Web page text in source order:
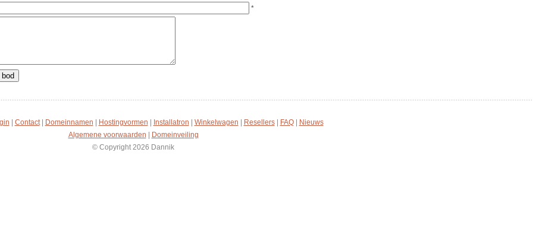
*
Contact| Domeinnamen Hostingvormen Installatron Winkelwagen Resellers| FAQ|
Nieuws
Algemene voorwaarden
Domeinveiling
© Copyright 2026 Dannik